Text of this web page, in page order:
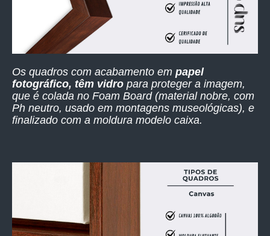
Os quadros com acabamento em papel
fotográfico, têm vidro para proteger a imagem,
que é colada no Foam Board (material nobre, com
Ph neutro, usado em montagens museológicas), e
finalizado com a moldura modelo caixa.